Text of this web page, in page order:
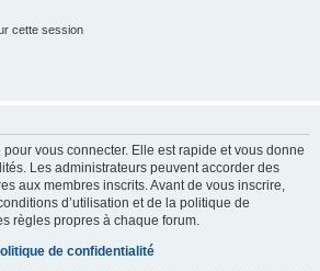
cette session
pour vous connecter. Elle est rapide et vous donne
Les administrateurs peuvent accorder des
aux membres inscrits. Avant de vous inscrire,
d’utilisation et de la politique de
règles propres à chaque forum.
de confidentialité